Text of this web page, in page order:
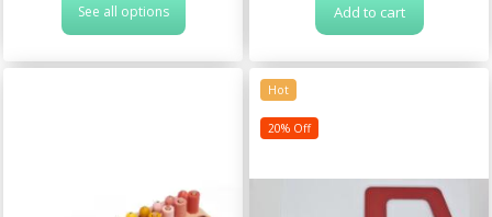
See all options Add to cart
Hot
20% Off